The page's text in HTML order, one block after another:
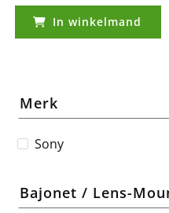
In winkelmand
Merk
Sony
Bajonet / Lens-